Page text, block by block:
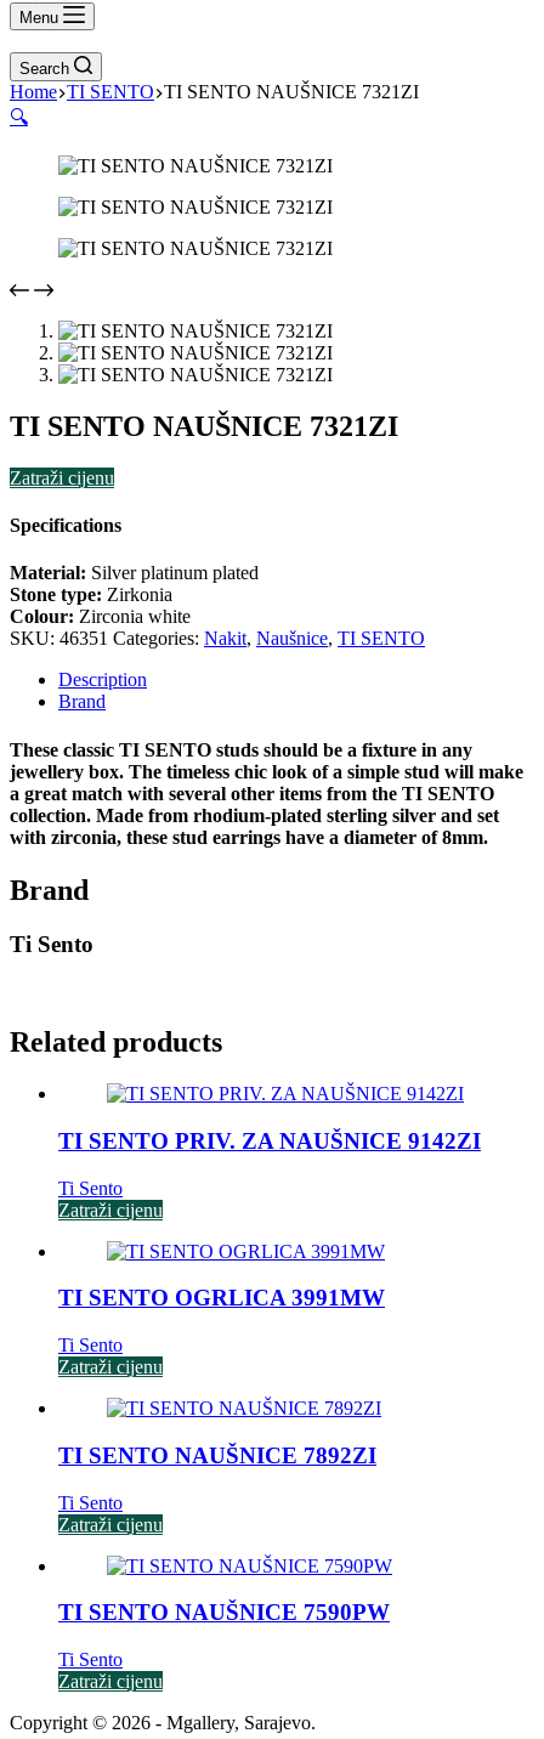
Menu
Search
Home TI SENTO TI SENTO NAUŠNICE 7321ZI
🔍
TI SENTO NAUŠNICE 7321ZI
Zatraži cijenu
Specifications
Material: Silver platinum plated
Stone type: Zirkonia
Colour: Zirconia white
SKU: 46351 Categories: Nakit, Naušnice, TI SENTO
Description
Brand
These classic TI SENTO studs should be a fixture in any
jewellery box. The timeless chic look of a simple stud will make
a great match with several other items from the TI SENTO
collection. Made from rhodium-plated sterling silver and set
with zirconia, these stud earrings have a diameter of 8mm.
Brand
Ti Sento
Related products
TI SENTO PRIV. ZA NAUŠNICE 9142ZI
Ti Sento
Zatraži cijenu
TI SENTO OGRLICA 3991MW
Ti Sento
Zatraži cijenu
TI SENTO NAUŠNICE 7892ZI
Ti Sento
Zatraži cijenu
TI SENTO NAUŠNICE 7590PW
Ti Sento
Zatraži cijenu
Copyright © 2026 - Mgallery, Sarajevo.